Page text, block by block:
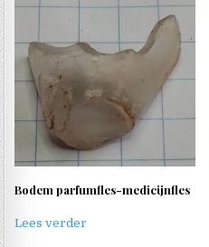
Bodem parfumfles-medicijnfles
Lees verder